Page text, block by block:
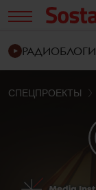
РАДИОБЛОГИ
СПЕЦПРОЕКТЫ